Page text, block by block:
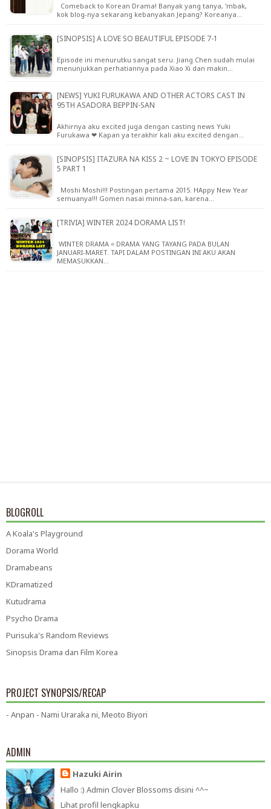
Comeback to Korean Drama! Banyak yang tanya, 'mbak,
kok blog-nya sekarang kebanyakan Jepang? Koreanya…
[SINOPSIS] A LOVE SO BEAUTIFUL EPISODE 7-1
Episode ini menurutku sangat seru. Jiang Chen sudah mulai
menunjukkan perhatiannya pada Xiao Xi dan makin…
[NEWS] YUKI FURUKAWA AND OTHER ACTORS CAST IN
95TH ASADORA BEPPIN-SAN
Akhirnya aku excited juga dengan casting news Yuki
Furukawa ❤ Kapan ya terakhir kali aku excited dengan…
[SINOPSIS] ITAZURA NA KISS 2 ~ LOVE IN TOKYO EPISODE
5 PART 1
Moshi Moshi!!! Postingan pertama 2015. HAppy New Year
semuanya!!! Gomen nasai minna-san, karena…
[TRIVIA] WINTER 2024 DORAMA LIST!
WINTER DRAMA = DRAMA YANG TAYANG PADA BULAN
JANUARI-MARET. TAPI DALAM POSTINGAN INI AKU AKAN
MEMASUKKAN…
BLOGROLL
A Koala's Playground
Dorama World
Dramabeans
KDramatized
Kutudrama
Psycho Drama
Purisuka's Random Reviews
Sinopsis Drama dan Film Korea
PROJECT SYNOPSIS/RECAP
- Anpan - Nami Uraraka ni, Meoto Biyori
ADMIN
Hazuki Airin
Hallo :) Admin Clover Blossoms disini ^^~
Lihat profil lengkapku